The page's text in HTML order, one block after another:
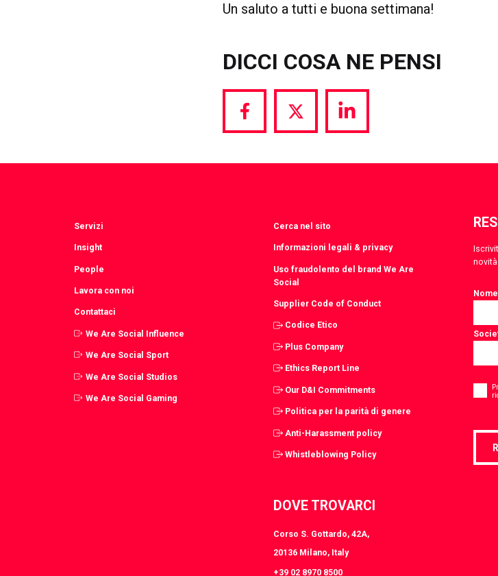
Un saluto a tutti e buona settimana!
DICCI COSA NE PENSI
Share
Facebook
Share
Twitter
Share
LinkedIn
Servizi
Insight
People
Lavora con noi
Contattaci
We Are Social Influence
We Are Social Sport
We Are Social Studios
We Are Social Gaming
Cerca nel sito
Informazioni legali & privacy
Uso fraudolento del brand We Are
Social
Supplier Code of Conduct
Codice Etico
Plus Company
Ethics Report Line
Our D&I Commitments
Politica per la parità di genere
Anti-Harassment policy
Whistleblowing Policy
DOVE TROVARCI
Corso S. Gottardo, 42A,
20136 Milano, Italy
+39 02 8970 8500
Nome
*